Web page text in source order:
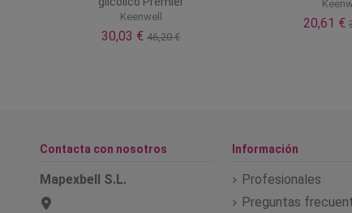
Keenwell
30,03 €46,20 €
20,61 €
Contacta con nosotros
Mapexbell S.L.
Información
Profesionales
Preguntas